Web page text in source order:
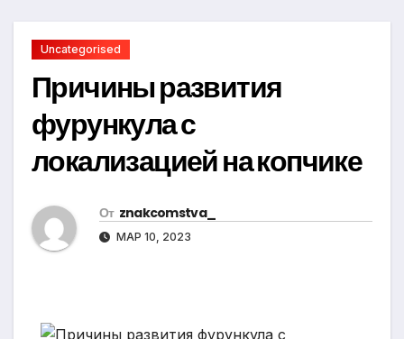
Uncategorised
Причины развития
фурункула с
локализацией на копчике
От znakcomstva_
МАР 10, 2023